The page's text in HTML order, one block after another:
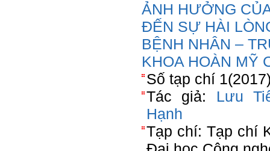
ẢNH HƯỞNG
ĐẾN SỰ HÀI
BỆNH NHÂN –
KHOA HOÀN MỸ
Số tạp chí
Tác giả: Lưu
Hạnh
Tạp chí: Tạp chí